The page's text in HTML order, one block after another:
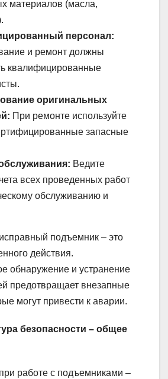
материалов (масла,
персонал:
и ремонт должны
квалифицированные
оригинальных
При ремонте используйте
запасные
Ведите
всех проведенных работ
обслуживанию и
подъемник – это
действия.
обнаружение и устранение
предотвращает внезапные
могут привести к аварии.
безопасности – общее
работе с подъемниками –